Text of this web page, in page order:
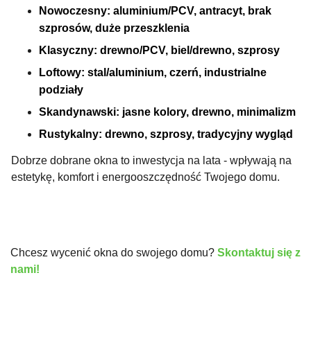
Nowoczesny: aluminium/PCV, antracyt, brak
szprosów, duże przeszklenia
Klasyczny: drewno/PCV, biel/drewno, szprosy
Loftowy: stal/aluminium, czerń, industrialne
podziały
Skandynawski: jasne kolory, drewno, minimalizm
Rustykalny: drewno, szprosy, tradycyjny wygląd
Dobrze dobrane okna to inwestycja na lata - wpływają na
estetykę, komfort i energooszczędność Twojego domu.
Chcesz wycenić okna do swojego domu? Skontaktuj się z
nami!